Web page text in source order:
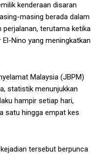
kenderaan disaran
masing berada dalam
perjalanan, terutama ketika
Nino yang meningkatkan
Malaysia (JBPM)
statistik menunjukkan
hampir setiap hari,
satu hingga empat kes
tersebut berpunca